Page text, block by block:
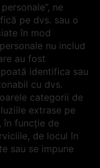
ne
pe dvs. sau o
în mod
nu includ
au fost
identifica sau
cu dvs.
categorii de
extrase pe
în funcție de
de locul în
sau se impune